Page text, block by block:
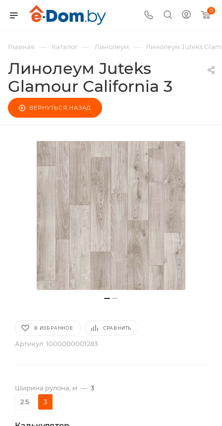
0
Главная — Каталог — Линолеум — Линолеум Juteks
Линолеум Juteks
Glamour California 3
ВЕРНУТЬСЯ НАЗАД
В ИЗБРАННОЕ СРАВНИТЬ
Артикул: 1000000001283
Ширина рулона, м — 3
2.5
3